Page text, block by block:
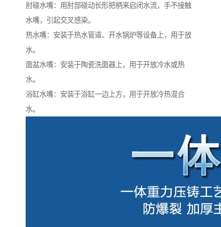
肘碰水嘴：用肘部碰动长形把柄来启闭水流，手不接触
水嘴，引起交叉感染。
热水嘴：安装于热水管道、开水锅炉等设备上，用于放
水。
面盆水嘴：安装于陶瓷洗面器上，用于开放冷水或热
水。
浴缸水嘴：安装于浴缸一边上方，用于开放冷热混合
水。